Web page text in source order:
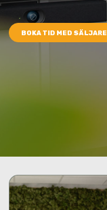
BOKA TID MED SÄLJARE